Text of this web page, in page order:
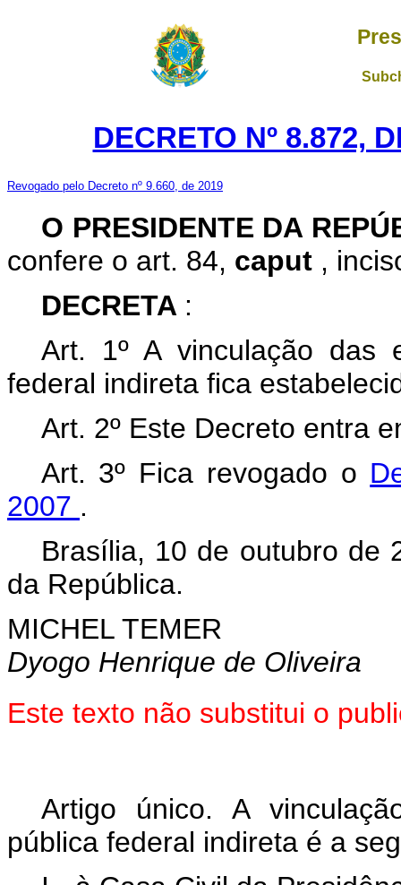
DECRETO Nº 8.872,
Revogado pelo Decreto nº 9.660, de 2019
O PRESIDENTE DA
confere o art. 84, caput ,
DECRETA :
Art. 1º A vinculação das
federal indireta fica
Art. 2º Este Decreto entra
Art. 3º Fica revogado o
2007 .
Brasília, 10 de outubro de
da República.
MICHEL TEMER
Dyogo Henrique de Oliveira
Este texto não substitui o
Artigo único. A
pública federal indireta é a